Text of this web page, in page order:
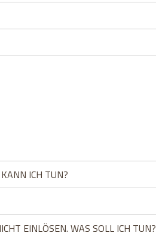
ICH TUN?
EINLÖSEN. WAS SOLL ICH TUN?